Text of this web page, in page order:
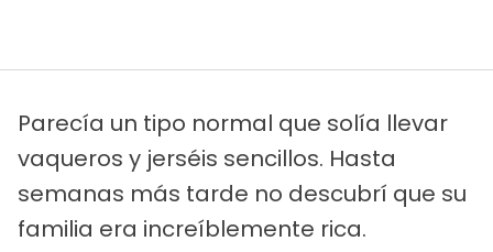
Parecía un tipo normal que solía llevar
vaqueros y jerséis sencillos. Hasta
semanas más tarde no descubrí que su
familia era increíblemente rica.